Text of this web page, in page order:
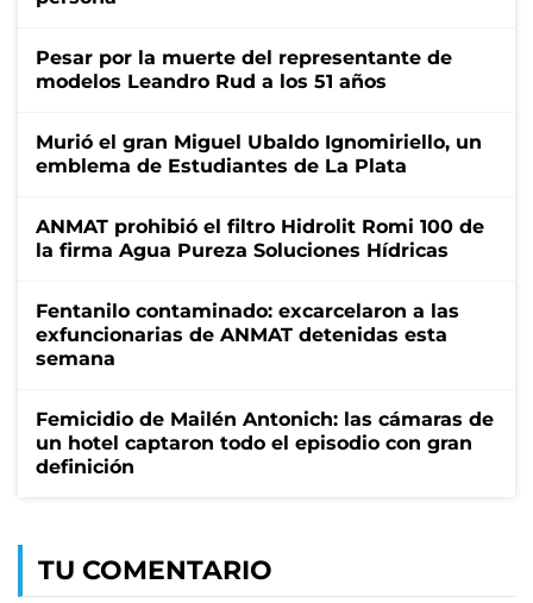
Pesar por la muerte del representante de
modelos Leandro Rud a los 51 años
Murió el gran Miguel Ubaldo Ignomiriello, un
emblema de Estudiantes de La Plata
ANMAT prohibió el filtro Hidrolit Romi 100 de
la firma Agua Pureza Soluciones Hídricas
Fentanilo contaminado: excarcelaron a las
exfuncionarias de ANMAT detenidas esta
semana
Femicidio de Mailén Antonich: las cámaras de
un hotel captaron todo el episodio con gran
definición
TU COMENTARIO